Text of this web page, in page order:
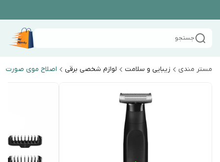
جستجو
مستر مندی زیبایی و سلامت لوازم شخصی برقی اصلاح موی صورت